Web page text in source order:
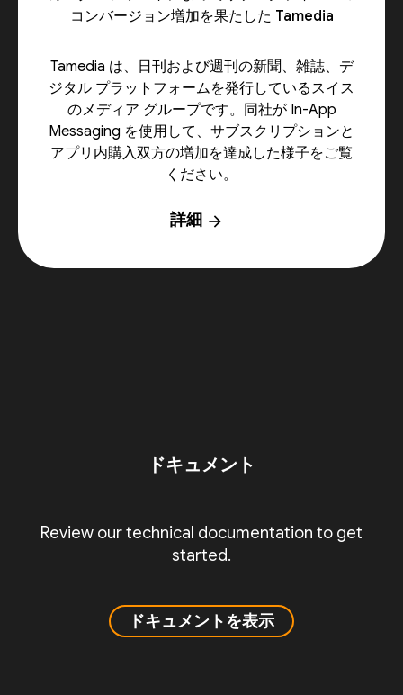
コンバージョン増加を果たした Tamedia
Tamedia は、日刊および週刊の新聞、雑誌、デ
ジタル プラットフォームを発行しているスイス
のメディア グループです。同社が In-App
Messaging を使用して、サブスクリプションと
アプリ内購入双方の増加を達成した様子をご覧
ください。
詳細 arrow_forward
ドキュメント
Review our technical documentation to get
started.
ドキュメントを表示